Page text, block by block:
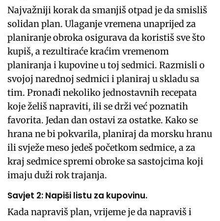
Najvažniji korak da smanjiš otpad je da smisliš
solidan plan. Ulaganje vremena unaprijed za
planiranje obroka osigurava da koristiš sve što
kupiš, a rezultiraće kraćim vremenom
planiranja i kupovine u toj sedmici. Razmisli o
svojoj narednoj sedmici i planiraj u skladu sa
tim. Pronađi nekoliko jednostavnih recepata
koje želiš napraviti, ili se drži već poznatih
favorita. Jedan dan ostavi za ostatke. Kako se
hrana ne bi pokvarila, planiraj da morsku hranu
ili svježe meso jedeš početkom sedmice, a za
kraj sedmice spremi obroke sa sastojcima koji
imaju duži rok trajanja.
Savjet 2: Napiši listu za kupovinu.
Kada napraviš plan, vrijeme je da napraviš i